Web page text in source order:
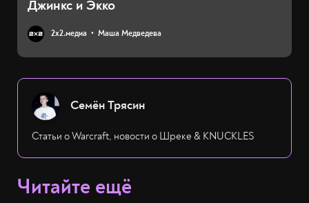
Джинкс и Экко
2х2.медиа Маша Медведева
Семён Трясин
Статьи о Warcraft, новости о Шреке & KNUCKLES
Читайте ещё